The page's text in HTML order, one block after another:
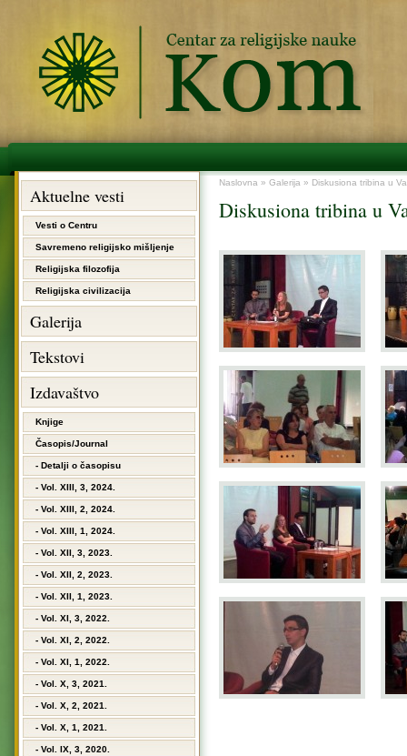
Aktuelne vesti
Vesti o Centru
Savremeno religijsko mišljenje
Religijska filozofija
Religijska civilizacija
Galerija
Tekstovi
Izdavaštvo
Knjige
Časopis/Journal
- Detalji o časopisu
- Vol. XIII, 3, 2024.
- Vol. XIII, 2, 2024.
- Vol. XIII, 1, 2024.
- Vol. XII, 3, 2023.
- Vol. XII, 2, 2023.
- Vol. XII, 1, 2023.
- Vol. XI, 3, 2022.
- Vol. XI, 2, 2022.
- Vol. XI, 1, 2022.
- Vol. X, 3, 2021.
- Vol. X, 2, 2021.
- Vol. X, 1, 2021.
- Vol. IX, 3, 2020.
Naslovna » Galerija » Diskusiona tribina u
Diskusiona tribina u